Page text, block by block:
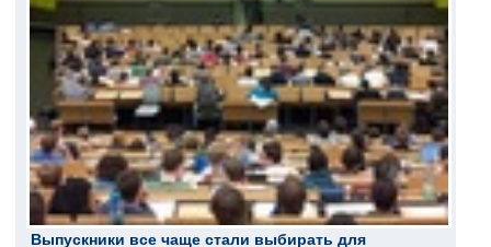
Выпускники все чаще стали выбирать для